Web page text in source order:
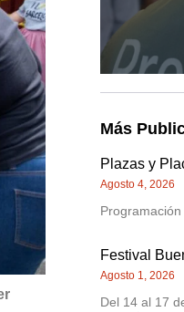
Más
Plazas y
Agosto 4, 2026
Festival
Agosto 1, 2026
Del 14 al 17